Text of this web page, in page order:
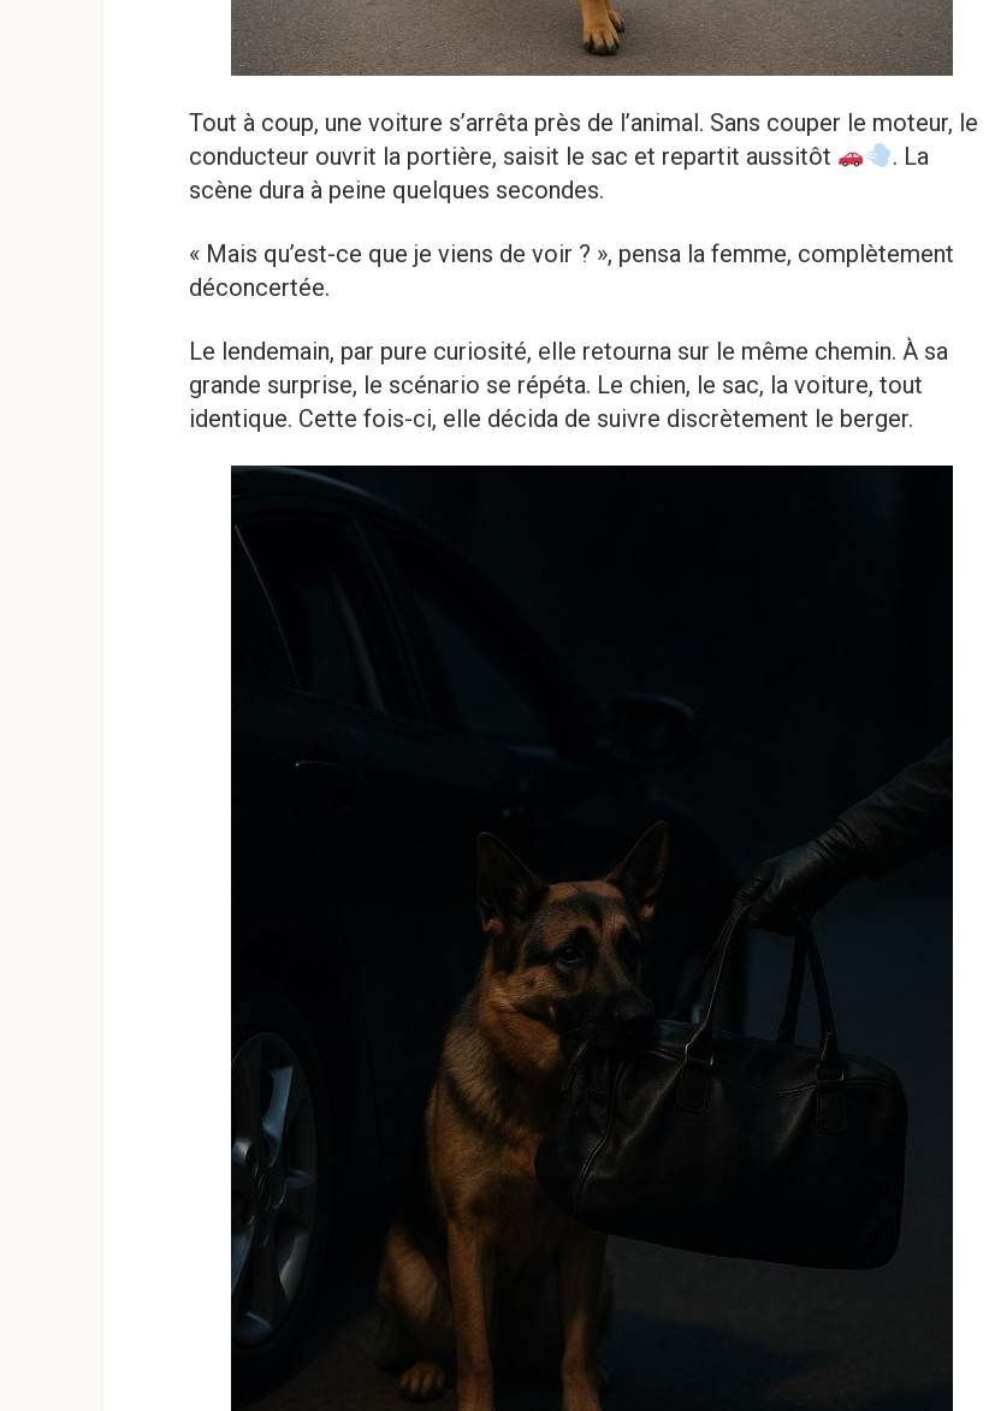
Tout à coup, une voiture s’arrêta près de l’animal. Sans couper le moteur, le
conducteur ouvrit la portière, saisit le sac et repartit aussitôt
. La
scène dura à peine quelques secondes.
« Mais qu’est-ce que je viens de voir ? », pensa la femme, complètement
déconcertée.
Le lendemain, par pure curiosité, elle retourna sur le même chemin. À sa
grande surprise, le scénario se répéta. Le chien, le sac, la voiture, tout
identique. Cette fois-ci, elle décida de suivre discrètement le berger.